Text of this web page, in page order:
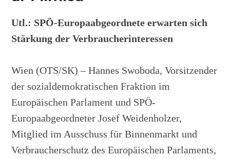
Utl.: SPÖ-Europaabgeordnete erwarten sich
Stärkung der Verbraucherinteressen
Wien (OTS/SK) – Hannes Swoboda, Vorsitzender
der sozialdemokratischen Fraktion im
Europäischen Parlament und SPÖ-
Europaabgeordneter Josef Weidenholzer,
Mitglied im Ausschuss für Binnenmarkt und
Verbraucherschutz des Europäischen Parlaments,